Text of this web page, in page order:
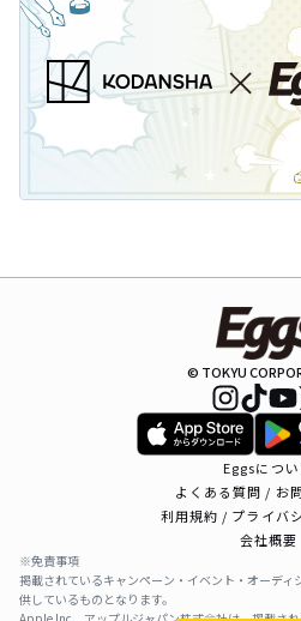
© TOKYU
Eggsについ
よくある質問 / お
利用規約 / プライバ
会社概要
※免責事項
掲載されているキャンペーン・イベント・オーディ
供しているものとなります。